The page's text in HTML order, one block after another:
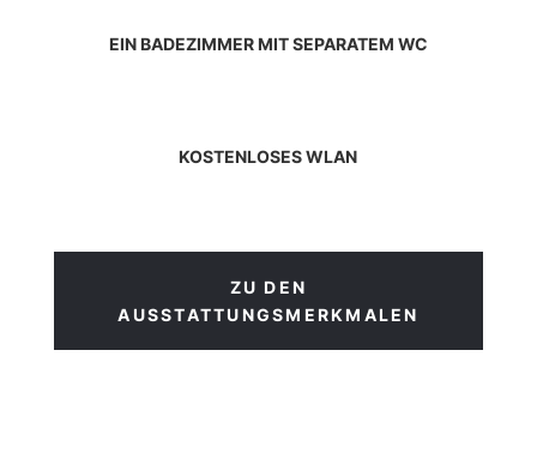
EIN BADEZIMMER MIT SEPARATEM WC
KOSTENLOSES WLAN
ZU DEN
AUSSTATTUNGSMERKMALEN